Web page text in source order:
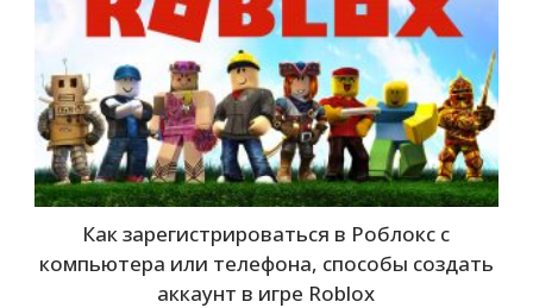
Как зарегистрироваться в Роблокс с
компьютера или телефона, способы создать
аккаунт в игре Roblox